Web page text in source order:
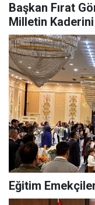
Başkan Fırat Görgel
Milletin
Eğitim